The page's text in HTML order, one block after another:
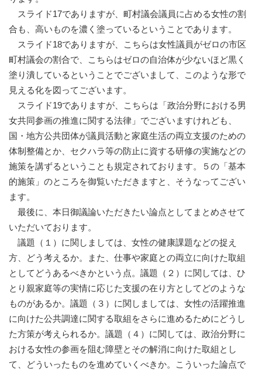
スライド17でありますが、町村議会議員に占める女性の割
合も、高いものを濃く塗っているということであります。
スライド18でありますが、こちらは女性議員がゼロの市区
町村議会の割合で、こちらはゼロの自治体が少ないほど黒く
塗り潰しているということでございまして、このような形で
見える化を図ってございます。
スライド19でありますが、こちらは「政治分野における男
女共同参画の推進に関する法律」でございますけれども、
国・地方公共団体が議員活動と家庭生活の両立支援のための
体制整備とか、セクハラ等の防止に資する研修の実施などの
施策を講ずるということも規定されております。５の「基本
的施策」のところを御覧いただきますと、そうなってござい
ます。
最後に、本日御議論いただきたい論点としてまとめさせて
いただいております。
議題（１）に関しましては、女性の健康課題などの捉え
方、どう考えるか。また、仕事や家庭との両立に向けた取組
としてどうあるべきかという点。議題（２）に関しては、ひ
とり親家庭等の実情に応じた支援の在り方としてどのような
ものがあるか。議題（３）に関しましては、女性の活躍推進
に向けた公共調達に関する取組をさらに進めるためにどうし
た方策が考えられるか。議題（４）に関しては、政治分野に
おける女性の参画を阻む障壁とその解消に向けた取組とし
て、どういったものを進めていくべきか。こういった論点で